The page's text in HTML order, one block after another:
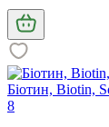
Біотин, Biotin,
8